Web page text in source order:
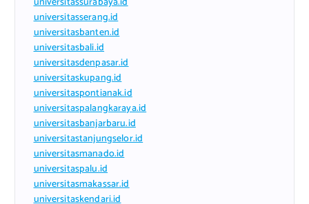
universitasserang.id
universitasbanten.id
universitasbali.id
universitasdenpasar.id
universitaskupang.id
universitaspontianak.id
universitaspalangkaraya.id
universitasbanjarbaru.id
universitastanjungselor.id
universitasmanado.id
universitaspalu.id
universitasmakassar.id
universitaskendari.id